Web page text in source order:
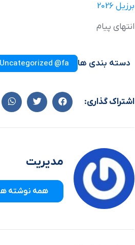
برزیل 2026
انتهای پیام
دسته بندی ها Uncategorized @fa
اشتراک گذاری:
مدیریت
همه نوشته